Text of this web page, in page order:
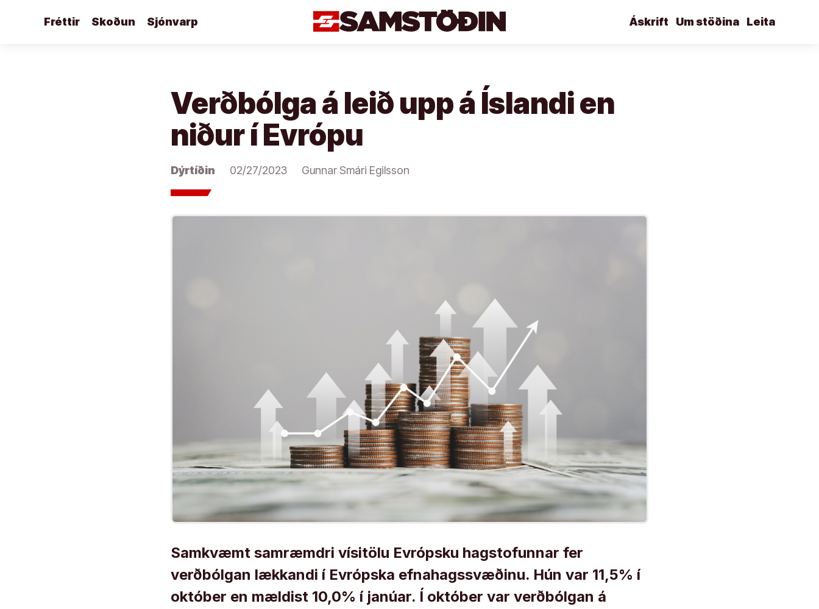
Fréttir Skoðun Sjónvarp Leita
Um stöðina
Áskrift
Verðbólga á leið upp á Íslandi en
niður í Evrópu
Dýrtíðin 02/27/2023 Gunnar Smári Egilsson
Samkvæmt samræmdri vísitölu Evrópsku hagstofunnar fer
verðbólgan lækkandi í Evrópska efnahagssvæðinu. Hún var 11,5% í
október en mældist 10,0% í janúar. Í október var verðbólgan á